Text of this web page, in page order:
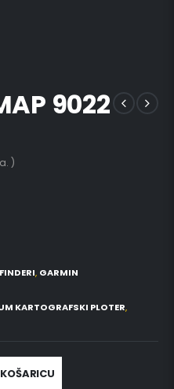
9022
)
, GARMIN
KARTOGRAFSKI PLOTER,